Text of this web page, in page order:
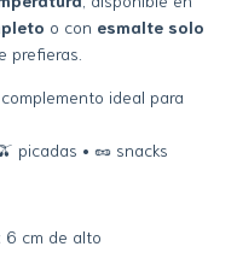
o con esmalte solo
prefieras.
ideal para
picadas • 🥜 snacks
6 cm de alto